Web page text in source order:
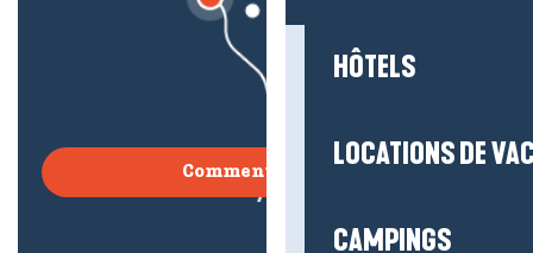
HÔTELS
LOCATIONS DE
CAMPINGS
Comment venir ?